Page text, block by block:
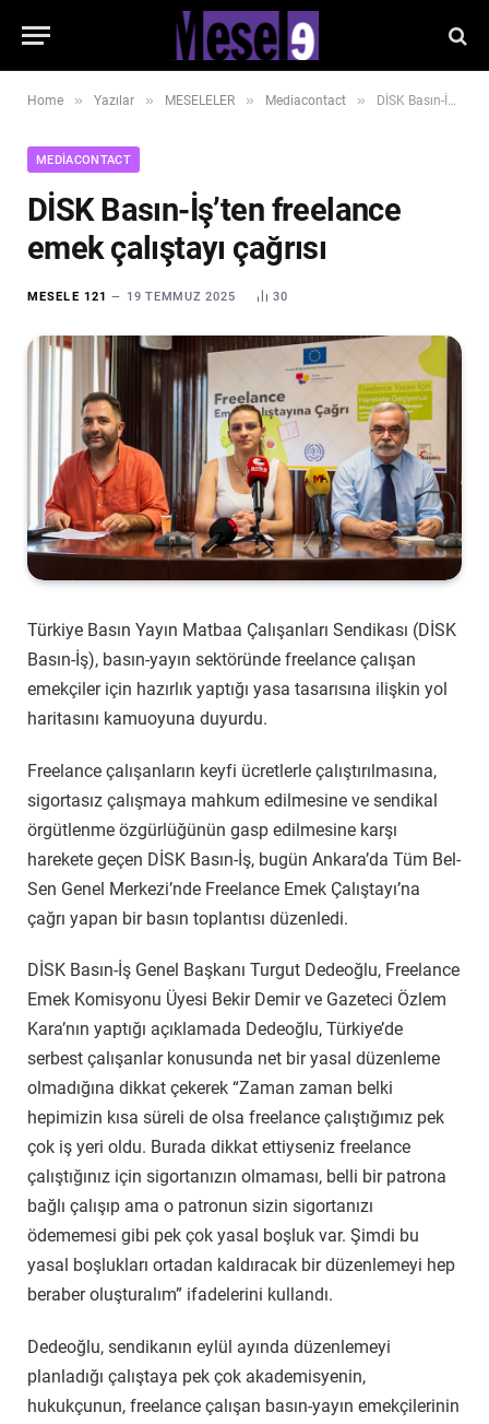
Home » Yazılar » MESELELER » Mediacontact » DİSK Basın-İş’ten freelance emek çalıştayı çağrısı
MEDIACONTACT
DİSK Basın-İş’ten freelance
emek çalıştayı çağrısı
MESELE 121 19 TEMMUZ 2025 30
Türkiye Basın Yayın Matbaa Çalışanları Sendikası (DİSK
Basın-İş), basın-yayın sektöründe freelance çalışan
emekçiler için hazırlık yaptığı yasa tasarısına ilişkin yol
haritasını kamuoyuna duyurdu.
Freelance çalışanların keyfi ücretlerle çalıştırılmasına,
sigortasız çalışmaya mahkum edilmesine ve sendikal
örgütlenme özgürlüğünün gasp edilmesine karşı
harekete geçen DİSK Basın-İş, bugün Ankara’da Tüm Bel-
Sen Genel Merkezi’nde Freelance Emek Çalıştayı’na
çağrı yapan bir basın toplantısı düzenledi.
DİSK Basın-İş Genel Başkanı Turgut Dedeoğlu, Freelance
Emek Komisyonu Üyesi Bekir Demir ve Gazeteci Özlem
Kara’nın yaptığı açıklamada Dedeoğlu, Türkiye’de
serbest çalışanlar konusunda net bir yasal düzenleme
olmadığına dikkat çekerek “Zaman zaman belki
hepimizin kısa süreli de olsa freelance çalıştığımız pek
çok iş yeri oldu. Burada dikkat ettiyseniz freelance
çalıştığınız için sigortanızın olmaması, belli bir patrona
bağlı çalışıp ama o patronun sizin sigortanızı
ödememesi gibi pek çok yasal boşluk var. Şimdi bu
yasal boşlukları ortadan kaldıracak bir düzenlemeyi hep
beraber oluşturalım” ifadelerini kullandı.
Dedeoğlu, sendikanın eylül ayında düzenlemeyi
planladığı çalıştaya pek çok akademisyenin,
hukukçunun, freelance çalışan basın-yayın emekçilerinin